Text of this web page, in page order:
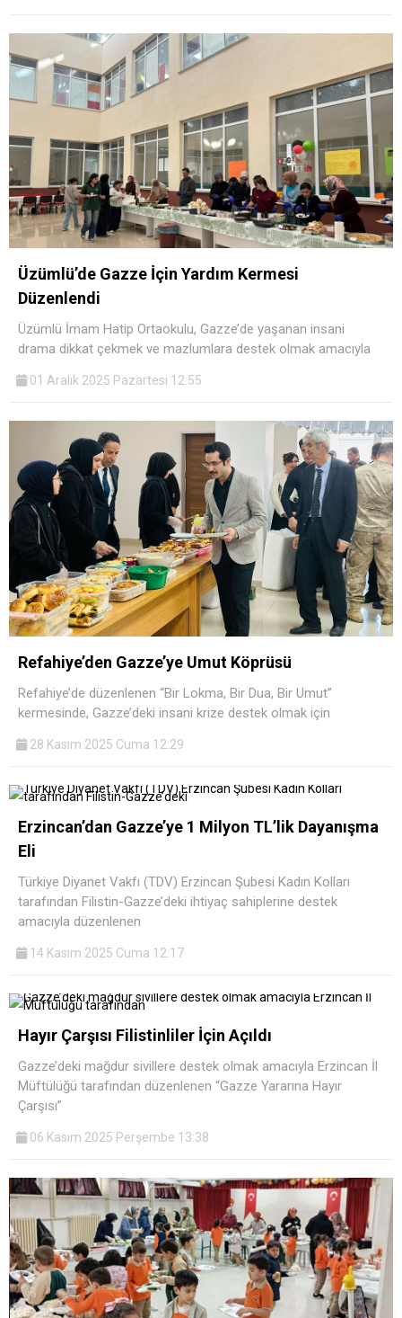
Üzümlü’de Gazze İçin Yardım Kermesi
Düzenlendi
Üzümlü İmam Hatip Ortaokulu, Gazze’de yaşanan insani
drama dikkat çekmek ve mazlumlara destek olmak amacıyla
01 Aralık 2025 Pazartesi 12:55
Refahiye’den Gazze’ye Umut Köprüsü
Refahiye’de düzenlenen “Bir Lokma, Bir Dua, Bir Umut”
kermesinde, Gazze’deki insani krize destek olmak için
28 Kasım 2025 Cuma 12:29
Erzincan’dan Gazze’ye 1 Milyon TL’lik Dayanışma
Eli
Türkiye Diyanet Vakfı (TDV) Erzincan Şubesi Kadın Kolları
tarafından Filistin-Gazze’deki ihtiyaç sahiplerine destek
amacıyla düzenlenen
14 Kasım 2025 Cuma 12:17
Hayır Çarşısı Filistinliler İçin Açıldı
Gazze’deki mağdur sivillere destek olmak amacıyla Erzincan İl
Müftülüğü tarafından düzenlenen “Gazze Yararına Hayır
Çarşısı”
06 Kasım 2025 Perşembe 13:38